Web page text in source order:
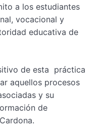
a los estudiantes
vocacional y
educativa de
de esta práctica
aquellos procesos
y su
de